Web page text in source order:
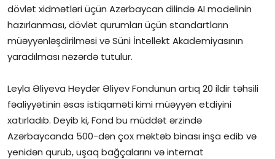
dövlət xidmətləri üçün Azərbaycan dilində AI modelinin
hazırlanması, dövlət qurumları üçün standartların
müəyyənləşdirilməsi və Süni İntellekt Akademiyasının
yaradılması nəzərdə tutulur.
Leyla Əliyeva Heydər Əliyev Fondunun artıq 20 ildir təhsili
fəaliyyətinin əsas istiqaməti kimi müəyyən etdiyini
xatırladıb. Deyib ki, Fond bu müddət ərzində
Azərbaycanda 500-dən çox məktəb binası inşa edib və
yenidən qurub, uşaq bağçalarını və internat